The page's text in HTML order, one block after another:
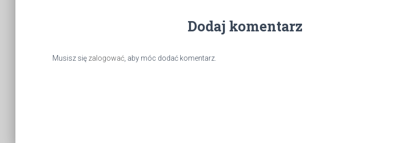
Dodaj komentarz
Musisz się zalogować , aby móc dodać komentarz.